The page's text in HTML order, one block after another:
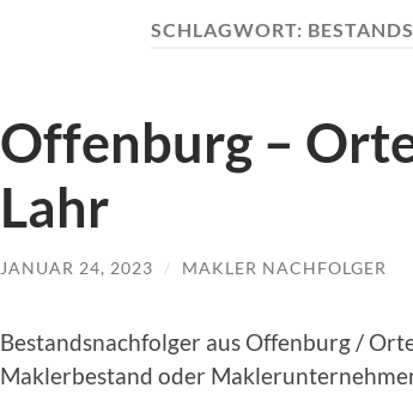
SCHLAGWORT:
Offenburg –
Lahr
JANUAR 24, 2023 / MAKLER NACHFOLGER
Bestandsnachfolger aus Offenburg /
Maklerbestand oder